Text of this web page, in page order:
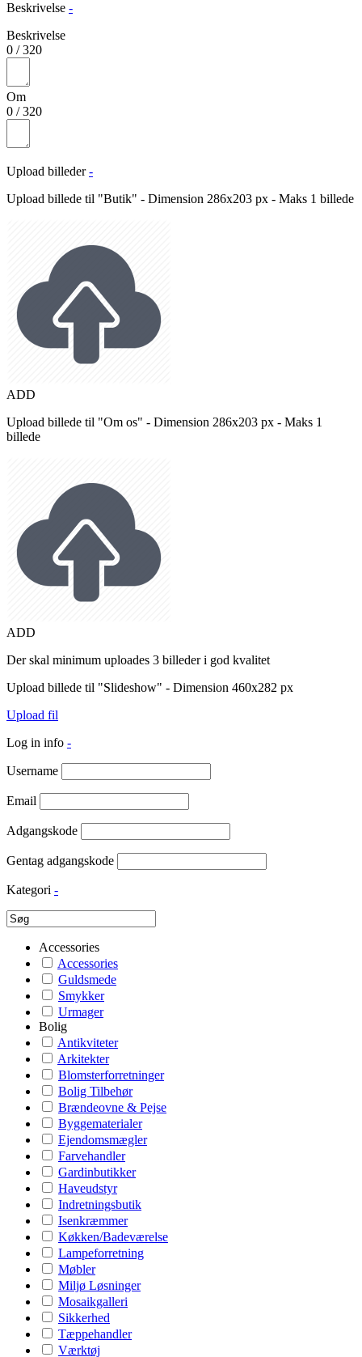
Beskrivelse -
Beskrivelse
0 /320
Om
0 /320
Upload billeder -
Upload billede til "Butik" - Dimension 286x203 px - Maks 1 billede
ADD
Upload billede til "Om os" - Dimension 286x203 px - Maks 1
billede
ADD
Der skal minimum uploades 3 billeder i god kvalitet
Upload billede til "Slideshow" - Dimension 460x282 px
Upload fil
Log in info -
Username
Email
Adgangskode
Gentag adgangskode
Kategori -
Accessories
Accessories
Guldsmede
Smykker
Urmager
Bolig
Antikviteter
Arkitekter
Blomsterforretninger
Bolig Tilbehør
Brændeovne & Pejse
Byggematerialer
Ejendomsmægler
Farvehandler
Gardinbutikker
Haveudstyr
Indretningsbutik
Isenkræmmer
Køkken/Badeværelse
Lampeforretning
Møbler
Miljø Løsninger
Mosaikgalleri
Sikkerhed
Tæppehandler
Værktøj